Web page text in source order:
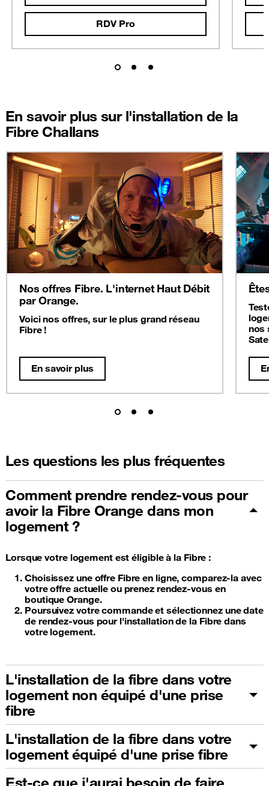
RDV Pro
En savoir plus sur l'installation de la
Fibre Challans
Nos offres Fibre. L'internet Haut Débit
par Orange.
Voici nos offres, sur le plus grand réseau
Fibre !
En savoir plus
nos
Les questions les plus fréquentes
Comment prendre rendez-vous pour
avoir la Fibre Orange dans mon
logement ?
Lorsque votre logement est éligible à la Fibre :
Choisissez une offre Fibre en ligne, comparez-la avec
votre offre actuelle ou prenez rendez-vous en
boutique Orange.
Poursuivez votre commande et sélectionnez une date
de rendez-vous pour l'installation de la Fibre dans
votre logement.
L'installation de la fibre dans votre
logement non équipé d'une prise
fibre
L'installation de la fibre dans votre
logement équipé d'une prise fibre
Est-ce que j'aurai besoin de faire